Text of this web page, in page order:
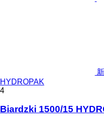
HYDROPAK
4
Biardzki 1500/15